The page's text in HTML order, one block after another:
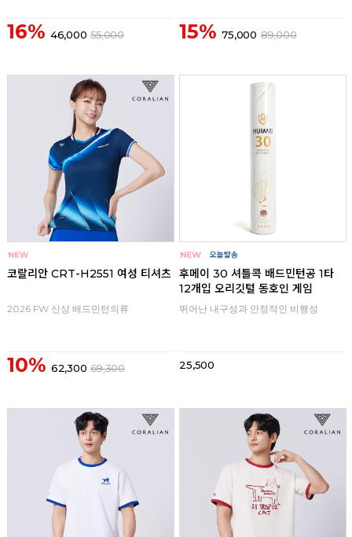
16% 46,000 55,000 15% 75,000 89,000
코랄리안 CRT-H2551 여성 티셔츠
2026 FW 신상 배드민턴의류
10% 62,300 69,300
후메이 30 셔틀콕 배드민턴공 1타
12개입 오리깃털 동호인 게임
뛰어난 내구성과 안정적인 비행성
25,500